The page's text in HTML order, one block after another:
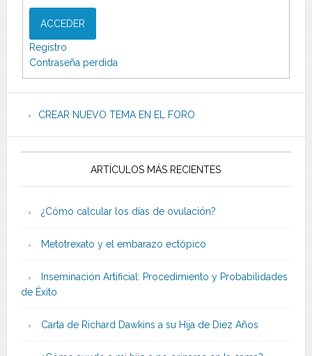
ACCEDER
Registro
Contraseña perdida
CREAR NUEVO TEMA EN EL FORO
ARTÍCULOS MÁS RECIENTES
¿Cómo calcular los días de ovulación?
Metotrexato y el embarazo ectópico
Inseminación Artificial: Procedimiento y Probabilidades
de Éxito
Carta de Richard Dawkins a su Hija de Diez Años